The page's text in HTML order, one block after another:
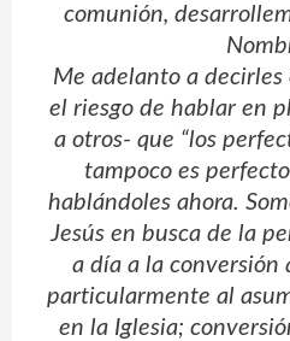
comunión,
Me adelanto a decirles
el riesgo de hablar en
a otros- que “los
tampoco es
hablándoles ahora.
Jesús en busca de la
a día a la conversión
particularmente al
en la Iglesia;